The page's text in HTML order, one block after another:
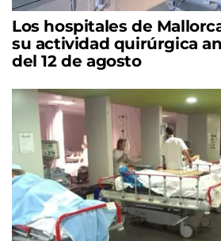
Los hospitales de
su actividad quirúrgica
del 12 de agosto